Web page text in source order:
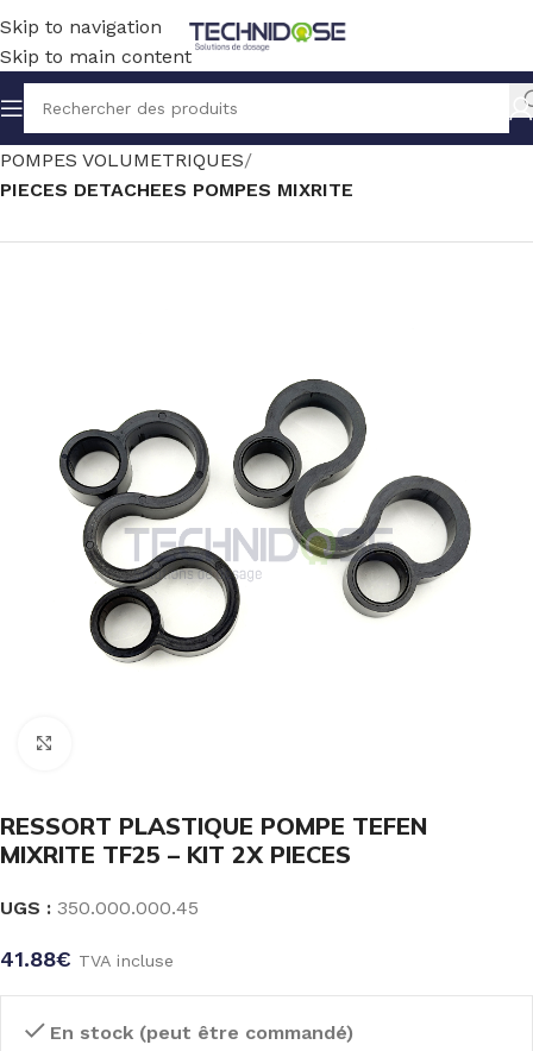
Skip to navigation
Skip to main content
Accueil TRAITEMENT EAU DOSAGE
POMPES VOLUMETRIQUES
PIECES DETACHEES POMPES MIXRITE
RESSORT PLASTIQUE POMPE TEFEN
MIXRITE TF25 – KIT 2X PIECES
UGS : 350.000.000.45
41.88€ TVA incluse
En stock (peut être commandé)